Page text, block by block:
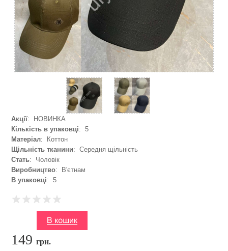
Акції: НОВИНКА
Кількість в упаковці: 5
Матеріал: Коттон
Щільність тканини: Середня щільність
Стать: Чоловік
Виробництво: В'єтнам
В упаковці: 5
149грн.